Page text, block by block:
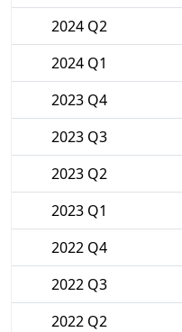
2024 Q2
2024 Q1
2023 Q4
2023 Q3
2023 Q2
2023 Q1
2022 Q4
2022 Q3
2022 Q2